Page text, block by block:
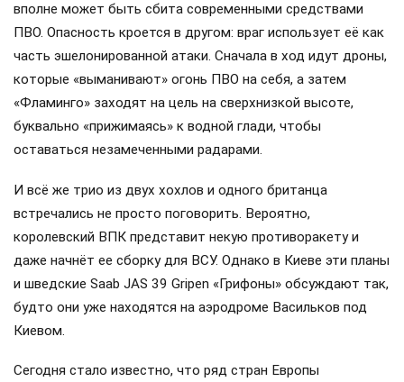
вполне может быть сбита современными средствами
ПВО. Опасность кроется в другом: враг использует её как
часть эшелонированной атаки. Сначала в ход идут дроны,
которые «выманивают» огонь ПВО на себя, а затем
«Фламинго» заходят на цель на сверхнизкой высоте,
буквально «прижимаясь» к водной глади, чтобы
оставаться незамеченными радарами.
И всё же трио из двух хохлов и одного британца
встречались не просто поговорить. Вероятно,
королевский ВПК представит некую противоракету и
даже начнёт ее сборку для ВСУ. Однако в Киеве эти планы
и шведские Saab JAS 39 Gripen «Грифоны» обсуждают так,
будто они уже находятся на аэродроме Васильков под
Киевом.
Сегодня стало известно, что ряд стран Европы